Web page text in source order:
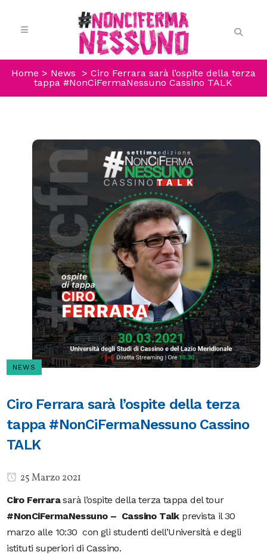
Home > News > Ciro Ferrara sarà l’ospite della terza
tappa #NonCiFermaNessuno Cassino TALK
NEWS
Ciro Ferrara sarà l’ospite della terza
tappa #NonCiFermaNessuno Cassino
TALK
25 Marzo 2021
Ciro Ferrarasarà l’ospite della terza tappa del tour
#NonCiFermaNessuno – Cassino Talkprevista il 30
marzo alle 10:30 con gli studenti dell’Università e degli
istituti superiori di Cassino.